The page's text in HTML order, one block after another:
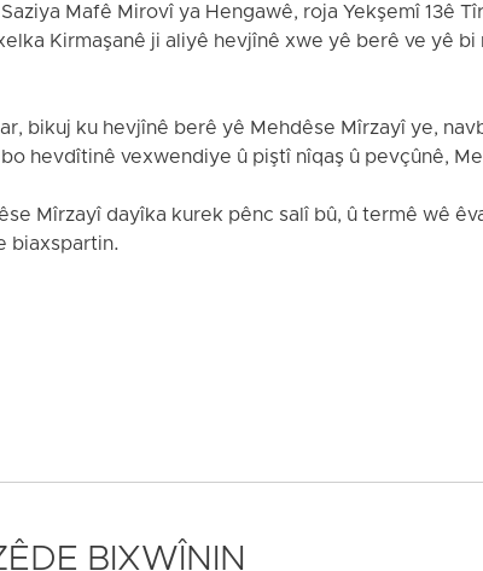
Mafê Mirovî ya Hengawê, roja Yekşemî 13ê
Kirmaşanê ji aliyê hevjînê xwe yê berê ve yê
bikuj ku hevjînê berê yê Mehdêse Mîrzayî ye,
hevdîtinê vexwendiye û piştî nîqaş û pevçûnê,
Mîrzayî dayîka kurek pênc salî bû, û termê wê
biaxspartin.
BIXWÎNIN